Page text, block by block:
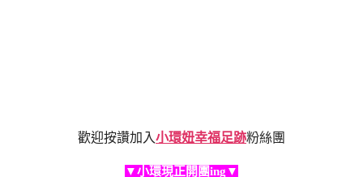
歡迎按讚加入小環妞幸福足跡粉絲團
▼小環現正開團ing▼